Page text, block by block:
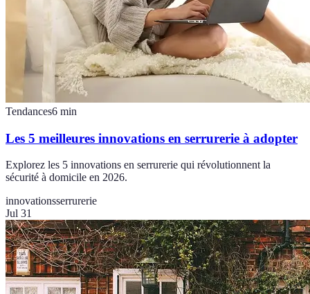
Tendances6 min
Les 5 meilleures innovations en serrurerie à adopter
Explorez les 5 innovations en serrurerie qui révolutionnent la
sécurité à domicile en 2026.
innovationsserrurerie
Jul 31